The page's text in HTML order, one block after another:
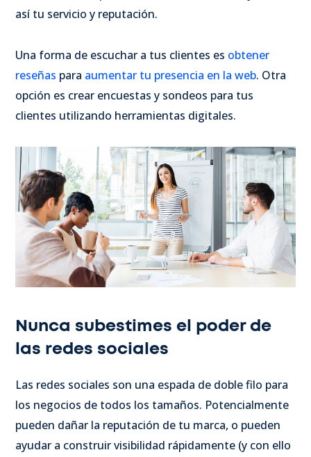
así tu servicio y reputación.
Una forma de escuchar a tus clientes es obtener
reseñas para aumentar tu presencia en la web. Otra
opción es crear encuestas y sondeos para tus
clientes utilizando herramientas digitales.
Nunca subestimes el poder de
las redes sociales
Las redes sociales son una espada de doble filo para
los negocios de todos los tamaños. Potencialmente
pueden dañar la reputación de tu marca, o pueden
ayudar a construir visibilidad rápidamente (y con ello